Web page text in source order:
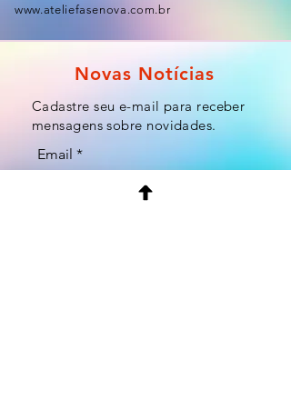
www.ateliefasenova.com.br
Novas Notícias
Cadastre seu e-mail para receber
mensagens sobre novidades.
Email